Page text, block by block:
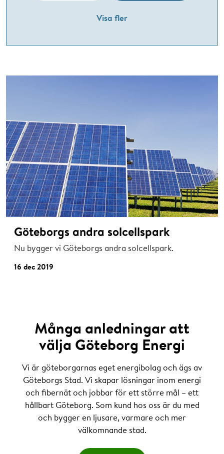
Visa fler
Göteborgs andra solcellspark
Nu bygger vi Göteborgs andra solcellspark.
16 dec 2019
Många anledningar att
välja Göteborg Energi
Vi är göteborgarnas eget energibolag och ägs av
Göteborgs Stad. Vi skapar lösningar inom energi
och fibernät och jobbar för ett större mål – ett
hållbart Göteborg. Som kund hos oss är du med
och bygger en ljusare, varmare och mer
välkomnande stad.